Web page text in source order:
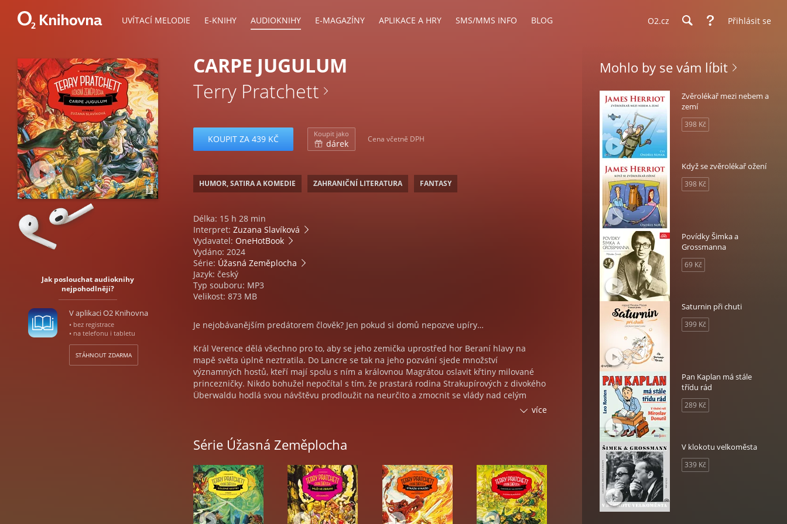
UVÍTACÍ MELODIE E-KNIHY AUDIOKNIHY E-MAGAZÍNY APLIKACE A HRY SMS/MMS INFO BLOG O2.cz Přihlásit se
Jak poslouchat audioknihy
nejpohodlněji?
V aplikaci O2 Knihovna
• bez registrace
• na telefonu i tabletu
STÁHNOUT ZDARMA
CARPE JUGULUM
Terry Pratchett
KOUPIT ZA 439 KČ Koupit jako
dárek Cena včetně DPH
HUMOR, SATIRA A KOMEDIE ZAHRANIČNÍ LITERATURA FANTASY
Délka: 15 h 28 min
Interpret: Zuzana Slavíková
Vydavatel: OneHotBook
Vydáno: 2024
Série: Úžasná Zeměplocha
Jazyk: český
Typ souboru: MP3
Velikost: 873 MB
Je nejobávanějším predátorem člověk? Jen pokud si domů nepozve upíry…
Král Verence dělá všechno pro to, aby se jeho zemička uprostřed hor Beraní hlavy na
mapě světa úplně neztratila. Do Lancre se tak na jeho pozvání sjede množství
významných hostů, kteří mají spolu s ním a královnou Magrátou oslavit křtiny milované
princezničky. Nikdo bohužel nepočítal s tím, že prastará rodina Strakupírových z divokého
Überwaldu hodlá svou návštěvu prodloužit na neurčito a zmocnit se vlády nad celým
náhodou nedostala, ba dokonce to vypadá, že se rozhodla nadobro odejít ze scény. Pořád
je tu ale Stařenka Oggová, která se postaví do čela nezkušených, avšak odhodlaných
upírobijců, mezi nimiž nechybí mladá čarodějka s rozpolcenou osobností, svržená
královna s dcerkou na zádech či omnijský kněz procházející nebezpečnou krizí víry.
Audiokniha je součástí řady o čarodějkách v rámci série ÚŽASNÁ ZEMĚPLOCHA. A komu
budou čelit tentokrát? Inu, heslo Carpe jugulum – v překladu Stařenky Oggové „jdi jim po
více
Série Úžasná Zeměplocha
Mohlo by se vám líbit
Zvěrolékař mezi nebem a
zemí
398 Kč
Když se zvěrolékař ožení
398 Kč
Povídky Šimka a
Grossmanna
69 Kč
Saturnin při chuti
399 Kč
Pan Kaplan má stále
třídu rád
289 Kč
V klokotu velkoměsta
339 Kč